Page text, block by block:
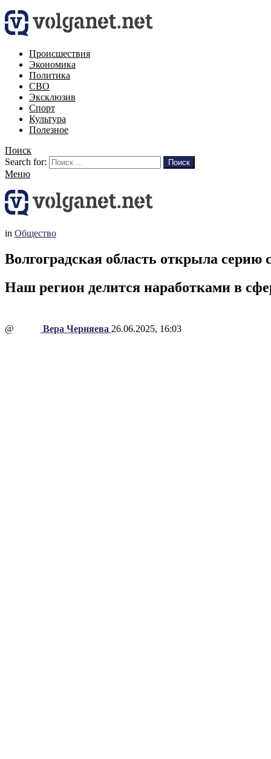
Происшествия
Экономика
Политика
СВО
Эксклюзив
Спорт
Культура
Полезное
Поиск
Search for:
Поиск
Меню
in Общество
Волгоградская область открыла серию
Наш регион делится наработками в
@ Вера Черняева 26.06.2025, 16:03